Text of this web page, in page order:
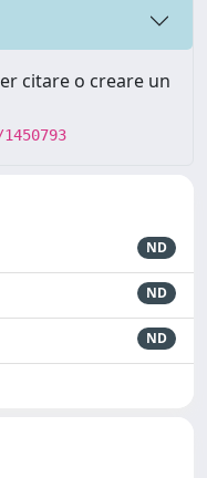
citare o creare un
ND
ND
ND